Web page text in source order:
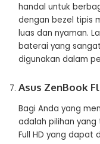
handal untuk
dengan bezel tipis
luas dan nyaman.
baterai yang
digunakan dalam
Asus ZenBook
Bagi Anda yang
adalah pilihan yang
Full HD yang dapat